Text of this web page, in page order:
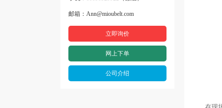
邮箱：Ann@mioubelt.com
立即询价
网上下单
公司介绍